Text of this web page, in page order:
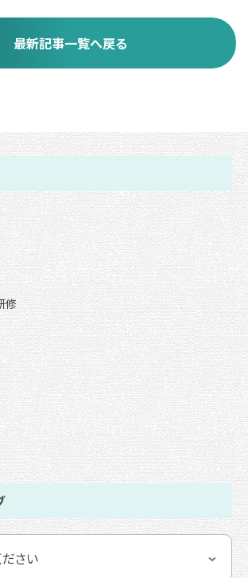
最新記事一覧へ戻る
修